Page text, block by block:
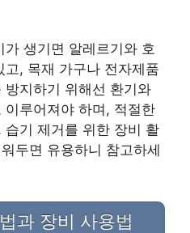
생기면 알레르기와 호
, 목재 가구나 전자제품
지하기 위해선 환기와
루어져야 하며, 적절한
기 제거를 위한 장비 활
두면 유용하니 참고하세
과 장비 사용법